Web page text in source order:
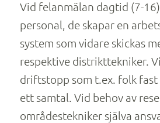
Vid felanmälan dagtid (7-
personal, de skapar en
system som vidare skickas
respektive distrikttekniker.
driftstopp som t.ex. folk
ett samtal. Vid behov av
områdestekniker själva